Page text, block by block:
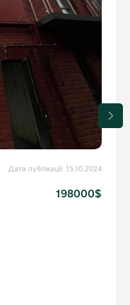
Дата публікації: 15.10.2024
198000$